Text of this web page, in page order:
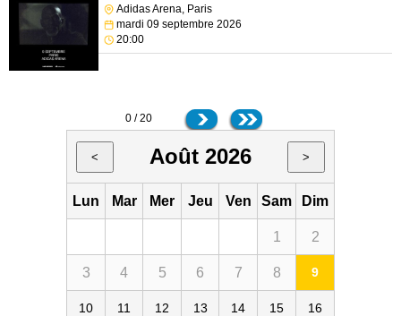
Adidas Arena, Paris
mardi 09 septembre 2026
20:00
0 / 20
< Août 2026 >
Lun Mar Mer Jeu Ven Sam Dim
1 2
3 4 5 6 7 8 9
10 11 12 13 14 15 16